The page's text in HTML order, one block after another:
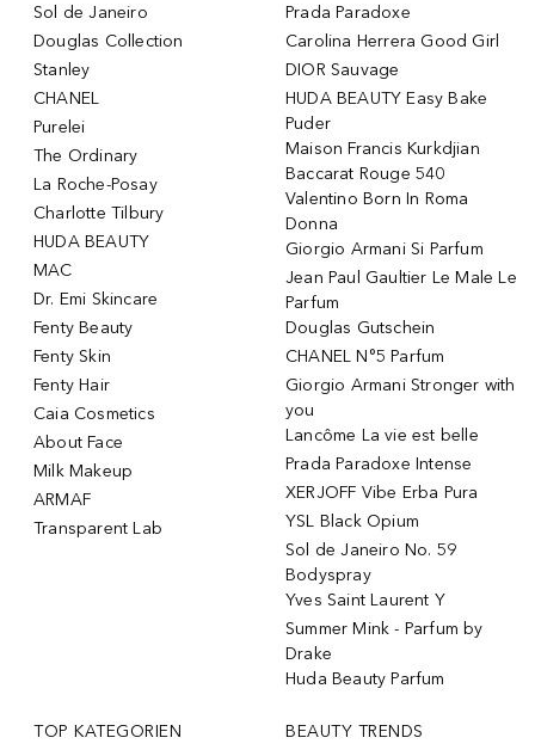
Sol de Janeiro
Douglas Collection
Stanley
CHANEL
Purelei
The Ordinary
La Roche-Posay
Charlotte Tilbury
HUDA BEAUTY
MAC
Dr. Emi Skincare
Fenty Beauty
Fenty Skin
Fenty Hair
Caia Cosmetics
About Face
Milk Makeup
ARMAF
Transparent Lab
Prada Paradoxe
Carolina Herrera Good Girl
DIOR Sauvage
HUDA BEAUTY Easy Bake
Puder
Maison Francis Kurkdjian
Baccarat Rouge 540
Valentino Born In Roma
Donna
Giorgio Armani Si Parfum
Jean Paul Gaultier Le Male Le
Parfum
Douglas Gutschein
CHANEL N°5 Parfum
Giorgio Armani Stronger with
you
Lancôme La vie est belle
Prada Paradoxe Intense
XERJOFF Vibe Erba Pura
YSL Black Opium
Sol de Janeiro No. 59
Bodyspray
Yves Saint Laurent Y
Summer Mink - Parfum by
Drake
Huda Beauty Parfum
TOP KATEGORIEN BEAUTY TRENDS